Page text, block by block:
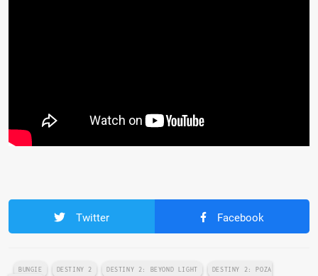
Twitter Facebook
BUNGIE DESTINY 2 DESTINY 2: BEYOND LIGHT DESTINY 2: POZA